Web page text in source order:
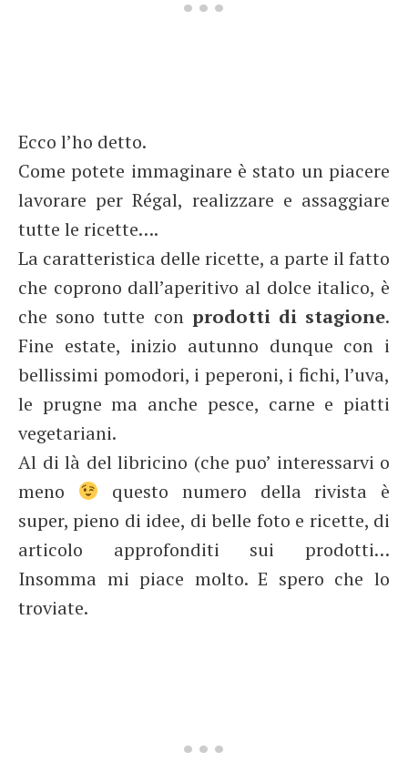
Ecco l’ho detto.
Come potete immaginare è stato un piacere
lavorare per Régal, realizzare e assaggiare
tutte le ricette….
La caratteristica delle ricette, a parte il fatto
che coprono dall’aperitivo al dolce italico, è
che sono tutte con prodotti di stagione.
Fine estate, inizio autunno dunque con i
bellissimi pomodori, i peperoni, i fichi, l’uva,
le prugne ma anche pesce, carne e piatti
vegetariani.
Al di là del libricino (che puo’ interessarvi o
meno
questo numero della rivista è
super, pieno di idee, di belle foto e ricette, di
articolo approfonditi sui prodotti…
Insomma mi piace molto. E spero che lo
troviate.